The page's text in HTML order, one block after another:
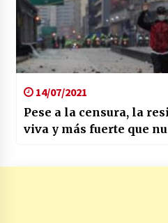
14/07/2021
Pese a la censura, la
viva y más fuerte que